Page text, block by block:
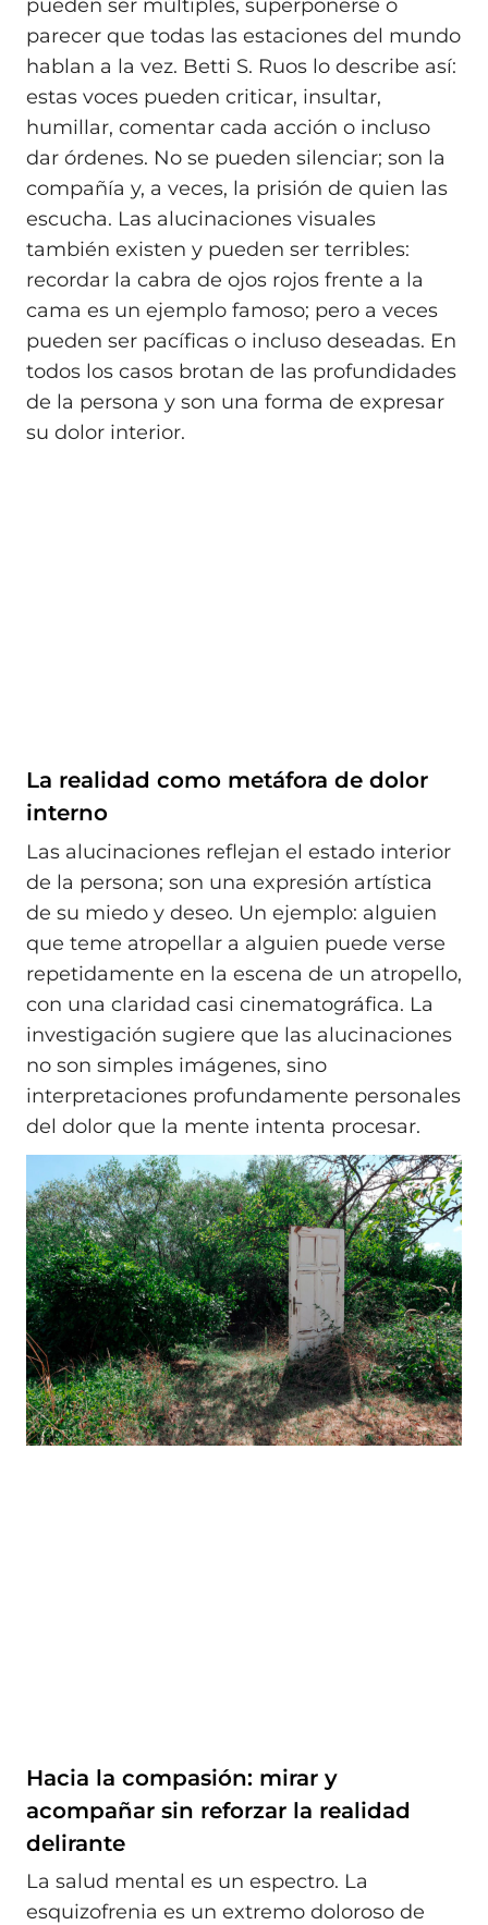
pueden ser múltiples, superponerse o
parecer que todas las estaciones del mundo
hablan a la vez. Betti S. Ruos lo describe así:
estas voces pueden criticar, insultar,
humillar, comentar cada acción o incluso
dar órdenes. No se pueden silenciar; son la
compañía y, a veces, la prisión de quien las
escucha. Las alucinaciones visuales
también existen y pueden ser terribles:
recordar la cabra de ojos rojos frente a la
cama es un ejemplo famoso; pero a veces
pueden ser pacíficas o incluso deseadas. En
todos los casos brotan de las profundidades
de la persona y son una forma de expresar
su dolor interior.
La realidad como metáfora de dolor
interno
Las alucinaciones reflejan el estado interior
de la persona; son una expresión artística
de su miedo y deseo. Un ejemplo: alguien
que teme atropellar a alguien puede verse
repetidamente en la escena de un atropello,
con una claridad casi cinematográfica. La
investigación sugiere que las alucinaciones
no son simples imágenes, sino
interpretaciones profundamente personales
del dolor que la mente intenta procesar.
Hacia la compasión: mirar y
acompañar sin reforzar la realidad
delirante
La salud mental es un espectro. La
esquizofrenia es un extremo doloroso de